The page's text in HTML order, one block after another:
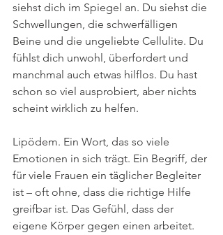
siehst dich im Spiegel an. Du siehst die
Schwellungen, die schwerfälligen
Beine und die ungeliebte Cellulite. Du
fühlst dich unwohl, überfordert und
manchmal auch etwas hilflos. Du hast
schon so viel ausprobiert, aber nichts
scheint wirklich zu helfen.
Lipödem. Ein Wort, das so viele
Emotionen in sich trägt. Ein Begriff, der
für viele Frauen ein täglicher Begleiter
ist – oft ohne, dass die richtige Hilfe
greifbar ist. Das Gefühl, dass der
eigene Körper gegen einen arbeitet.